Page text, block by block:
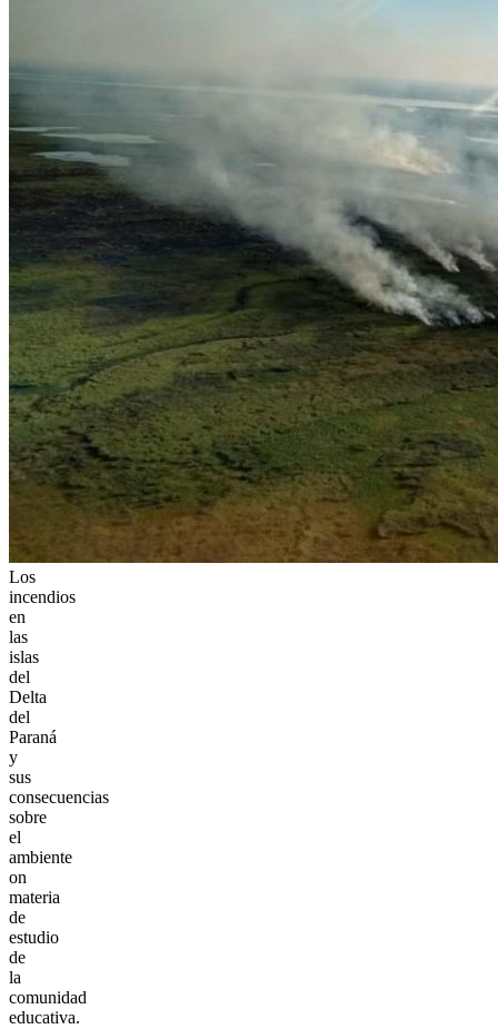
Los
incendios
en
las
islas
del
Delta
del
Paraná
y
sus
consecuencias
sobre
el
ambiente
on
materia
de
estudio
de
la
comunidad
educativa.